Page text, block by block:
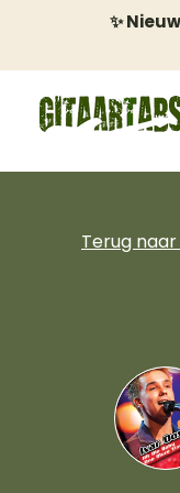
✨
Terug